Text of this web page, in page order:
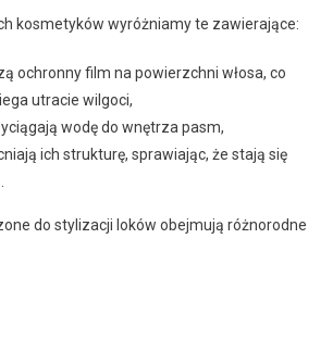
kosmetyków wyróżniamy te zawierające:
ochronny film na powierzchni włosa, co
utracie wilgoci,
wodę do wnętrza pasm,
ich strukturę, sprawiając, że stają się
do stylizacji loków obejmują różnorodne